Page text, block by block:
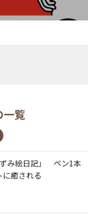
一覧
み絵日記」 ペン1本
癒される